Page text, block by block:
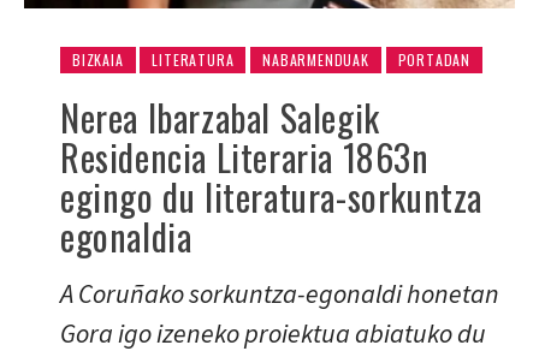
BIZKAIA LITERATURA NABARMENDUAK PORTADAN
Nerea Ibarzabal Salegik
Residencia Literaria 1863n
egingo du literatura-sorkuntza
egonaldia
A Coruñako sorkuntza-egonaldi honetan
Gora igo izeneko proiektua abiatuko du